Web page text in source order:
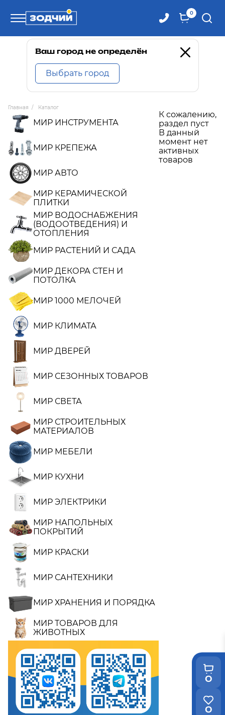
0
0
0
Телефоны
8 800 100-71-71
8 (4242) 30-00-27
8 (4242) 30-00-72
Ваш город не определён
Выбрать город
Главная / Каталог
МИР ИНСТРУМЕНТА
МИР КРЕПЕЖА
МИР АВТО
МИР КЕРАМИЧЕСКОЙ
ПЛИТКИ
МИР ВОДОСНАБЖЕНИЯ
(ВОДООТВЕДЕНИЯ) И
ОТОПЛЕНИЯ
МИР РАСТЕНИЙ И САДА
МИР ДЕКОРА СТЕН И
ПОТОЛКА
МИР 1000 МЕЛОЧЕЙ
МИР КЛИМАТА
МИР ДВЕРЕЙ
МИР СЕЗОННЫХ ТОВАРОВ
МИР СВЕТА
МИР СТРОИТЕЛЬНЫХ
МАТЕРИАЛОВ
МИР МЕБЕЛИ
МИР КУХНИ
МИР ЭЛЕКТРИКИ
МИР НАПОЛЬНЫХ
ПОКРЫТИЙ
МИР КРАСКИ
МИР САНТЕХНИКИ
МИР ХРАНЕНИЯ И ПОРЯДКА
МИР ТОВАРОВ ДЛЯ
ЖИВОТНЫХ
К сожалению,
раздел пуст
В данный
момент нет
активных
товаров